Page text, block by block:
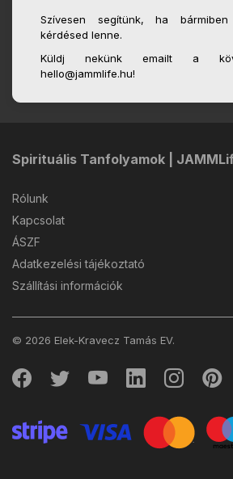
Szívesen segítünk, ha
kérdésed lenne.
Küldj nekünk emailt a
hello@jammlife.hu!
Spirituális Tanfolyamok |
Rólunk
Kapcsolat
ÁSZF
Adatkezelési tájékoztató
Szállítási információk
© 2026 Elek-Kravecz Tamás EV.